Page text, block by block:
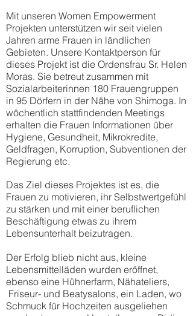
Mit unseren Women Empowerment
Projekten unterstützen wir seit vielen
Jahren arme Frauen in ländlichen
Gebieten. Unsere Kontaktperson für
dieses Projekt ist die Ordensfrau Sr. Helen
Moras. Sie betreut zusammen mit
Sozialarbeiterinnen 180 Frauengruppen
in 95 Dörfern in der Nähe von Shimoga. In
wöchentlich stattfindenden Meetings
erhalten die Frauen Informationen über
Hygiene, Gesundheit, Mikrokredite,
Geldfragen, Korruption, Subventionen der
Regierung etc.
Das Ziel dieses Projektes ist es, die
Frauen zu motivieren, ihr Selbstwertgefühl
zu stärken und mit einer beruflichen
Beschäftigung etwas zu ihrem
Lebensunterhalt beizutragen.
Der Erfolg blieb nicht aus, kleine
Lebensmittelläden wurden eröffnet,
ebenso eine Hühnerfarm, Nähateliers,
Friseur- und Beatysalons, ein Laden, wo
Schmuck für Hochzeiten ausgeliehen